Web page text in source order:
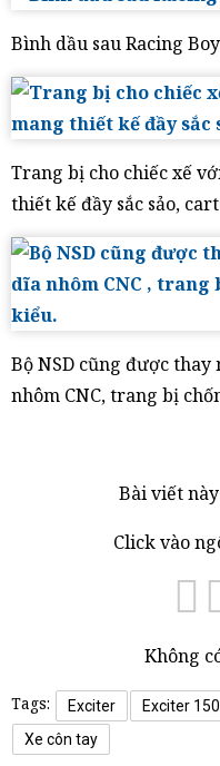
Bình dầu sau Racing
Trang bị cho chiếc xế
thiết kế đầy sắc sảo,
Bộ NSD cũng được
nhôm CNC, trang bị
Bài viết
Click vào
Không
Tags: Exciter Exciter 150
Xe côn tay